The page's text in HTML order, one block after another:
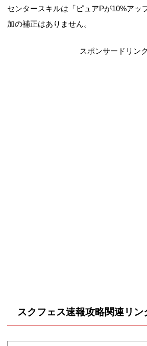
センタースキルは「ピュアPが10%アッ
加の補正はありません。
スポンサードリンク
スクフェス速報攻略関連リン